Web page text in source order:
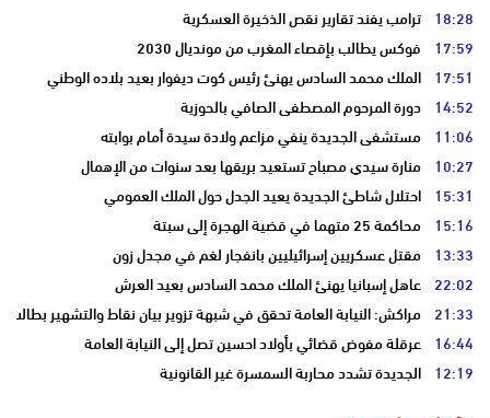
18:28 ترامب يفند تقارير نقص الذخيرة العسكرية
17:59 فوكس يطالب بإقصاء المغرب من مونديال 2030
17:51 الملك محمد السادس يهنئ رئيس كوت ديفوار بعيد بلاده الوطني
14:52 دورة المرحوم المصطفى الصافي بالحوزية
11:06 مستشفى الجديدة ينفي مزاعم ولادة سيدة أمام بوابته
10:27 منارة سيدي مصباح تستعيد بريقها بعد سنوات من الإهمال
15:31 احتلال شاطئ الجديدة يعيد الجدل حول الملك العمومي
15:16 محاكمة 25 متهما في قضية الهجرة إلى سبتة
13:33 مقتل عسكريين إسرائيليين بانفجار لغم في مجدل زون
22:02 عاهل إسبانيا يهنئ الملك محمد السادس بعيد العرش
21:33 مراكش: النيابة العامة تحقق في شبهة تزوير بيان نقاط والتشهير بطالب
16:44 عرقلة مفوض قضائي بأولاد احسين تصل إلى النيابة العامة
12:19 الجديدة تشدد محاربة السمسرة غير القانونية